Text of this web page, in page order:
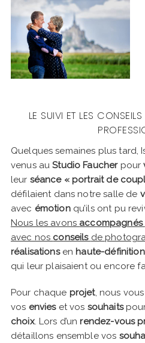
LE SUIVI ET LES
Quelques semaines plus tard,
venus auStudio Faucherpour
leur séance « portrait de
défilaient dans notre salle de
avec émotionqu’ils ont pu
Nous les avons accompagnés
avec nos conseils de
réalisationsen haute-définition
qui leur plaisaient ou encore
Pour chaque projet, nous
vos envies et vos souhaits
choix. Lors d’un rendez-vous
détaillons ensemble vos